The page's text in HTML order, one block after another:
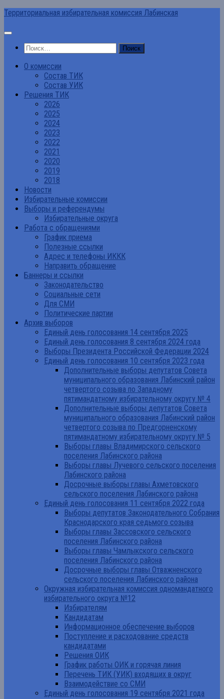
Перейти
содержимому
Территориальная избирательная комиссия Лабинская
Найти:
О комиссии
Состав ТИК
Состав УИК
Решения ТИК
2026
2025
2024
2023
2022
2021
2020
2019
2018
Новости
Избирательные комиссии
Выборы и референдумы
Избирательные округа
Работа с обращениями
График приема
Полезные ссылки
Адрес и телефоны ИККК
Направить обращение
Баннеры и ссылки
Законодательство
Социальные сети
Для СМИ
Политические партии
Архив выборов
Единый день голосования 14 сентября 2025
Единый день голосования 8 сентября 2024 года
Выборы Президента Российской Федерации 2024
Единый день голосования 10 сентября 2023 года
Дополнительные выборы депутатов Совета
муниципального образования Лабинский район
четвертого созыва по Западному
пятимандатному избирательному округу № 4
Дополнительные выборы депутатов Совета
муниципального образования Лабинский район
четвертого созыва по Предгорненскому
пятимандатному избирательному округу № 5
Выборы главы Владимирского сельского
поселения Лабинского района
Выборы главы Лучевого сельского поселения
Лабинского района
Досрочные выборы главы Ахметовского
сельского поселения Лабинского района
Единый день голосования 11 сентября 2022 года
Выборы депутатов Законодательного Собрания
Краснодарского края седьмого созыва
Выборы главы Зассовского сельского
поселения Лабинского района
Выборы главы Чамлыкского сельского
поселения Лабинского района
Досрочные выборы главы Отважненского
сельского поселения Лабинского района
Окружная избирательная комиссия одномандатного
избирательного округа №12
Избирателям
Кандидатам
Информационное обеспечение выборов
Поступление и расходование средств
кандидатами
Решения ОИК
График работы ОИК и горячая линия
Перечень ТИК (УИК) входящих в округ
Взаимодействие со СМИ
Единый день голосования 19 сентября 2021 года